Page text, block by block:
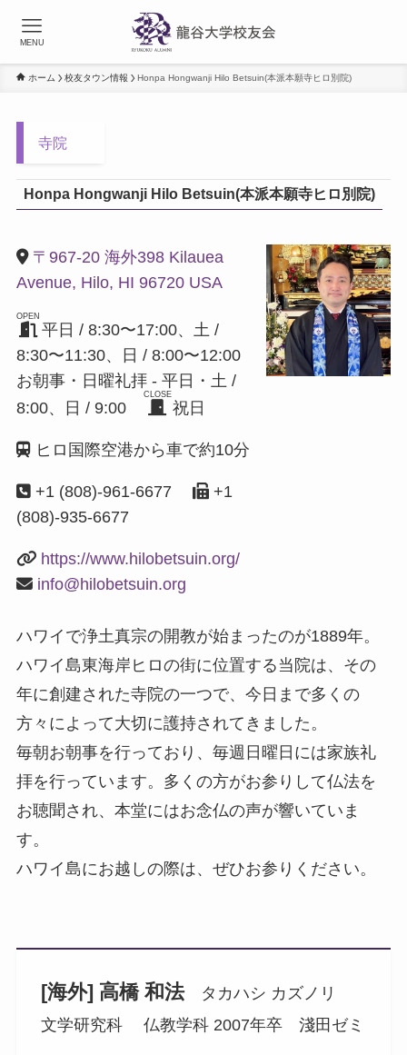
MENU
ホーム 校友タウン情報 Honpa Hongwanji Hilo Betsuin(本派本願寺ヒロ別院)
寺院
Honpa Hongwanji Hilo Betsuin(本派本願寺ヒロ別院)
〒967-20 海外398 Kilauea
Avenue, Hilo, HI 96720 USA
OPEN
平日 / 8:30〜17:00、土 /
8:30〜11:30、日 / 8:00〜12:00
お朝事・日曜礼拝 - 平日・土 /
8:00、日 / 9:00
CLOSE
祝日
ヒロ国際空港から車で約10分
+1 (808)-961-6677
+1
(808)-935-6677
https://www.hilobetsuin.org/
info@hilobetsuin.org
ハワイで浄土真宗の開教が始まったのが1889年。
ハワイ島東海岸ヒロの街に位置する当院は、その
年に創建された寺院の一つで、今日まで多くの
方々によって大切に護持されてきました。
毎朝お朝事を行っており、毎週日曜日には家族礼
拝を行っています。多くの方がお参りして仏法を
お聴聞され、本堂にはお念仏の声が響いていま
す。
ハワイ島にお越しの際は、ぜひお参りください。
[海外] 高橋 和法タカハシ カズノリ
文学研究科 仏教学科 2007年卒 淺田ゼミ